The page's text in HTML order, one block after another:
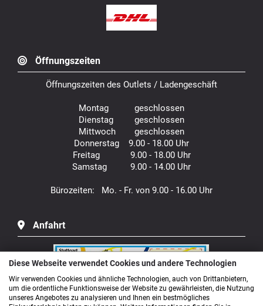
Öffnungszeiten
Öffnungszeiten des Outlets / Ladengeschäft
Montag geschlossen
Dienstag geschlossen
Mittwoch geschlossen
Donnerstag 9.00 - 18.00 Uhr
Freitag 9.00 - 18.00 Uhr
Samstag 9.00 - 14.00 Uhr
Bürozeiten: Mo. - Fr. von 9.00 - 16.00 Uhr
Anfahrt
Diese Webseite verwendet Cookies und andere Technologien
Wir verwenden Cookies und ähnliche Technologien, auch von Drittanbietern,
um die ordentliche Funktionsweise der Website zu gewährleisten, die Nutzung
unseres Angebotes zu analysieren und Ihnen ein bestmögliches